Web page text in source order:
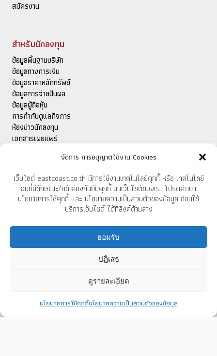
จัดการ การอนุญาตใช้งาน Cookies
เว็บไซต์ eastcoast.co.th มีการใช้งานเทคโนโลยีคุกกี้ หรือ เทคโนโลยี
อื่นที่มีลักษณะใกล้เคียงกันกับคุกกี้ บนเว็บไซต์ของเรา โปรดศึกษา
นโยบายการใช้คุกกี้ และ นโยบายความเป็นส่วนตัวของข้อมูล ก่อนใช้
บริการเว็บไซต์ ได้ที่ลิงค์ด้านล่าง
ยอมรับ
ปฏิเสธ
ดูรายละเอียด
นโยบายการใช้คุกกี้นโยบายความเป็นส่วนตัวของข้อมูล
สมัครงาน
สำหรับนักลงทุน
ข้อมูลพื้นฐานบริษัท
ข้อมูลทางการเงิน
ข้อมูลราคาหลักทรัพย์
ข้อมูลการจ่ายปันผล
ข้อมูลผู้ถือหุ้น
การกำกับดูแลกิจการ
ห้องข่าวนักลงทุน
เอกสารเผยแพร่
สำหรับการส่งออก
แคตตาล็อก
บริษัท อีสต์โคสท์เฟอร์นิเทค จำกัด (มหาชน)
37/9 หมู่ 10 ถนนบ้านบึง-แกลง